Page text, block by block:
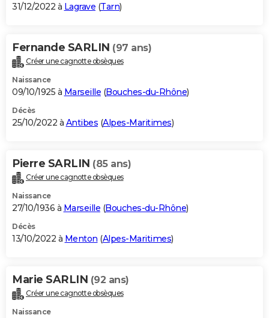
31/12/2022 à Lagrave (Tarn)
Fernande SARLIN (97 ans)
Créer une cagnotte obsèques
Naissance
09/10/1925 à Marseille (Bouches-du-Rhône)
Décès
25/10/2022 à Antibes (Alpes-Maritimes)
Pierre SARLIN (85 ans)
Créer une cagnotte obsèques
Naissance
27/10/1936 à Marseille (Bouches-du-Rhône)
Décès
13/10/2022 à Menton (Alpes-Maritimes)
Marie SARLIN (92 ans)
Créer une cagnotte obsèques
Naissance